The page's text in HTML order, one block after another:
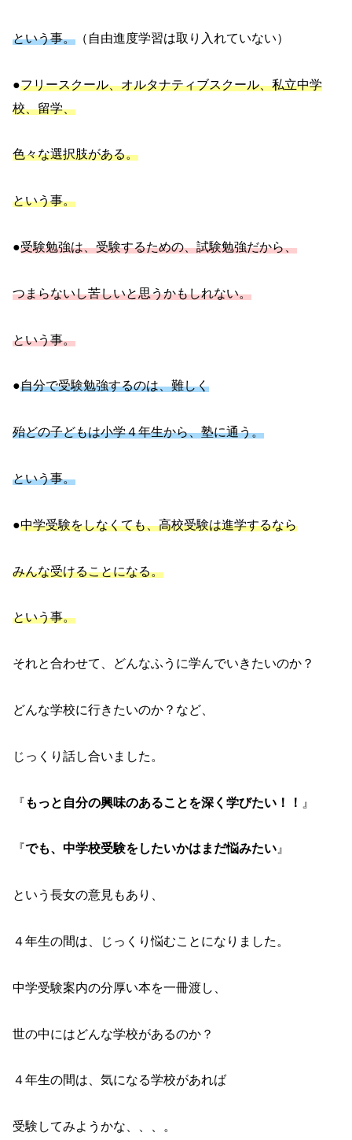
という事。 （自由進度学習は取り入れていない）
●フリースクール、オルタナティブスクール、私立中学
校、留学、
色々な選択肢がある。
という事。
●受験勉強は、受験するための、試験勉強だから、
つまらないし苦しいと思うかもしれない。
という事。
●自分で受験勉強するのは、難しく
殆どの子どもは小学４年生から、塾に通う。
という事。
●中学受験をしなくても、高校受験は進学するなら
みんな受けることになる。
という事。
それと合わせて、どんなふうに学んでいきたいのか？
どんな学校に行きたいのか？など、
じっくり話し合いました。
『 もっと自分の興味のあることを深く学びたい！！ 』
『でも、中学校受験をしたいかはまだ悩みたい』
という長女の意見もあり、
４年生の間は、じっくり悩むことになりました。
中学受験案内の分厚い本を一冊渡し、
世の中にはどんな学校があるのか？
４年生の間は、気になる学校があれば
受験してみようかな、、、。